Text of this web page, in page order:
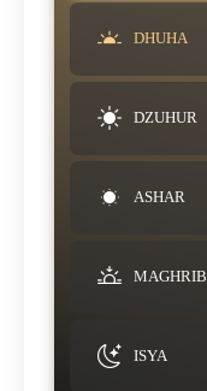
DHUHA
DZUHUR
ASHAR
MAGHRIB
ISYA